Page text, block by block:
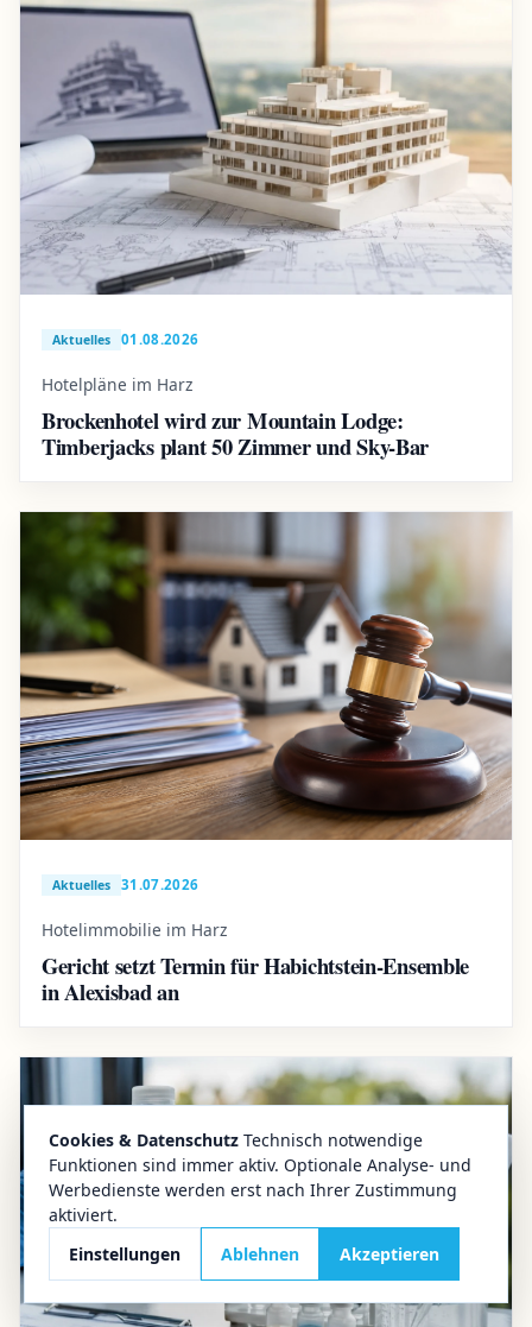
Cookies & Datenschutz Technisch notwendige
Funktionen sind immer aktiv. Optionale Analyse- und
Werbedienste werden erst nach Ihrer Zustimmung
aktiviert.
Einstellungen
Ablehnen Akzeptieren
Aktuelles 01.08.2026
Hotelpläne im Harz
Brockenhotel wird zur Mountain Lodge:
Timberjacks plant 50 Zimmer und Sky-Bar
Aktuelles 31.07.2026
Hotelimmobilie im Harz
Gericht setzt Termin für Habichtstein-Ensemble
in Alexisbad an